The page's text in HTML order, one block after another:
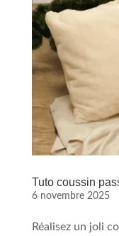
Tuto coussin
6 novembre 2025
Réalisez un joli